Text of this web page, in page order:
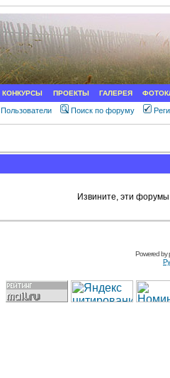
КОНКУРСЫ ПРОЕКТЫ ГАЛЕРЕЯ
Пользователи Поиск по форуму
Извините, эти
Powered by